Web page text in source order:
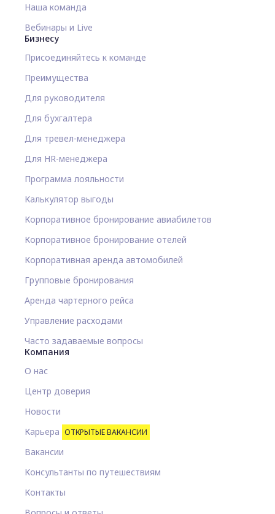
Наша команда
Вебинары и Live
Бизнесу
Присоединяйтесь к команде
Преимущества
Для руководителя
Для бухгалтера
Для тревел-менеджера
Для HR-менеджера
Программа лояльности
Калькулятор выгоды
Корпоративное бронирование авиабилетов
Корпоративное бронирование отелей
Корпоративная аренда автомобилей
Групповые бронирования
Аренда чартерного рейса
Управление расходами
Часто задаваемые вопросы
Компания
О нас
Центр доверия
Новости
Карьера ОТКРЫТЫЕ ВАКАНСИИ
Вакансии
Консультанты по путешествиям
Контакты